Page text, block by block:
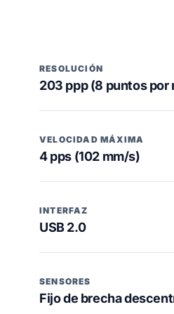
RESOLUCIÓN
203 ppp (8 puntos por
VELOCIDAD MÁXIMA
4 pps (102 mm/s)
INTERFAZ
USB 2.0
SENSORES
Fijo de brecha